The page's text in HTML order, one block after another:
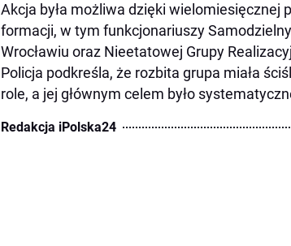
Akcja była możliwa dzięki wielomiesięcznej
formacji, w tym funkcjonariuszy
Wrocławiu oraz Nieetatowej Grupy
Policja podkreśla, że rozbita grupa miała
role, a jej głównym celem było
Redakcja iPolska24